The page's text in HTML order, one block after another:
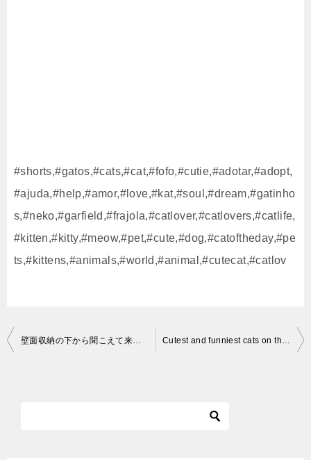
#shorts,#gatos,#cats,#cat,#fofo,#cutie,#adotar,#adopt,
#ajuda,#help,#amor,#love,#kat,#soul,#dream,#gatinho
s,#neko,#garfield,#frajola,#catlover,#catlovers,#catlife,
#kitten,#kitty,#meow,#pet,#cute,#dog,#catoftheday,#pe
ts,#kittens,#animals,#world,#animal,#cutecat,#catlov
投
壁面収納の下から聞こえて来る謎の羽音！出て来たのは‥ Cutest and funniest cats on the internet #shorts